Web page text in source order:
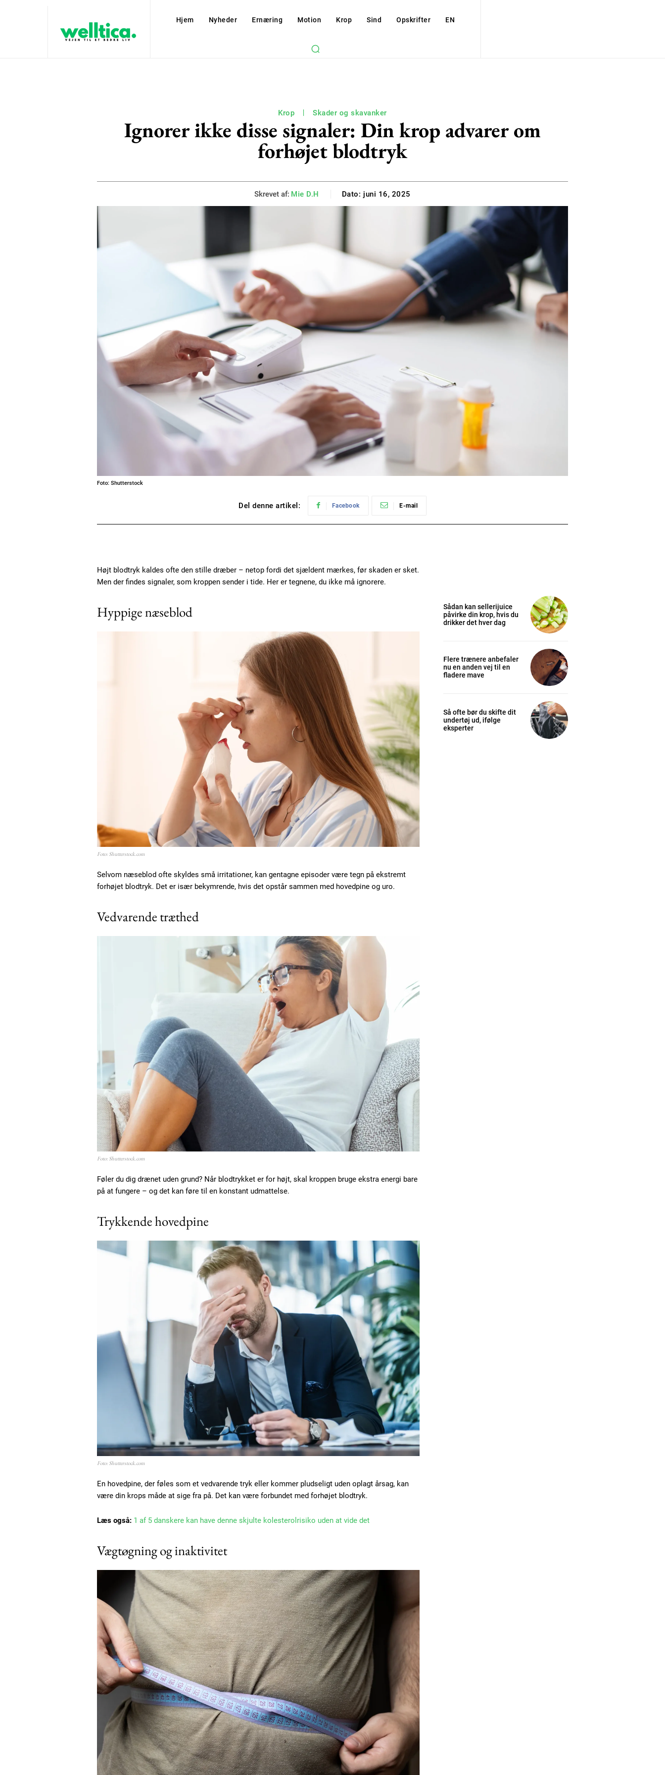
Subscription Plans
Free limited access
Gratis / forever
Etiam est nibh, lobortis sit
Praesent euismod ac
Ut mollis pellentesque tortor
Nullam eu erat condimentum
Orci varius natoque dolor
Member full access
100DKK
Etiam est nibh, lobortis sit
Praesent euismod ac
Ut mollis pellentesque tortor
Donec quis est ac felis
Hjem Nyheder Ernæring Motion Krop Sind Opskrifter EN
Krop Skader og skavanker
Ignorer ikke disse signaler: Din krop advarer om
forhøjet blodtryk
Skrevet af: Mie D.H Dato: juni 16, 2025
Foto: Shutterstock
Del denne artikel: Facebook E-mail
Højt blodtryk kaldes ofte den stille dræber – netop fordi det sjældent mærkes, før skaden er sket.
Men der findes signaler, som kroppen sender i tide. Her er tegnene, du ikke må ignorere.
Hyppige næseblod
Foto: Shutterstock.com
Selvom næseblod ofte skyldes små irritationer, kan gentagne episoder være tegn på ekstremt
forhøjet blodtryk. Det er især bekymrende, hvis det opstår sammen med hovedpine og uro.
Vedvarende træthed
Foto: Shutterstock.com
Føler du dig drænet uden grund? Når blodtrykket er for højt, skal kroppen bruge ekstra energi bare
på at fungere – og det kan føre til en konstant udmattelse.
Trykkende hovedpine
Foto: Shutterstock.com
En hovedpine, der føles som et vedvarende tryk eller kommer pludseligt uden oplagt årsag, kan
være din krops måde at sige fra på. Det kan være forbundet med forhøjet blodtryk.
Læs også: 1 af 5 danskere kan have denne skjulte kolesterolrisiko uden at vide det
Vægtøgning og inaktivitet
Sådan kan sellerijuice
påvirke din krop, hvis du
drikker det hver dag
Flere trænere anbefaler
nu en anden vej til en
fladere mave
Så ofte bør du skifte dit
undertøj ud, ifølge
eksperter